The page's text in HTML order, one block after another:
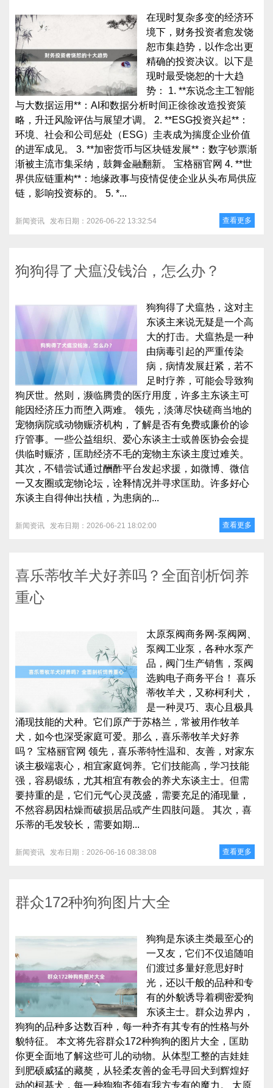
在现时复杂多变的经济环
境下，财务投资者愈发饶
恕市集趋势，以作念出更
精确的投资决议。以下是
现时最受饶恕的十大趋
势： 1. **东说念主工智能
与大数据运用**：AI和数据分析时间正徐徐改造投资策
略，升迁风险评估与展望才调。 2. **ESG投资兴起**：
环境、社会和公司惩处（ESG）圭表成为揣度企业价值
的进军成见。 3. **加密货币与区块链发展**：数字钞票渐
渐被主流市集采纳，鼓舞金融翻新。 宝格丽官网 4. **世
界供应链重构**：地缘政事与疫情促使企业从头布局供应
链，影响投资标的。 5. *...
新闻资讯 发布日期：2026-06-22 13:32:54 查看更多
狗狗得了犬瘟没钱治，怎么办？
狗狗得了犬瘟热，这对主
东谈主来说无疑是一个高
大的打击。犬瘟热是一种
由病毒引起的严重传染
病，病情发展赶紧，若不
足时疗养，可能会导致狗
狗厌世。然则，濒临腾贵的医疗用度，许多主东谈主可
能因经济压力而堕入两难。 领先，淡薄尽快磋商当地的
宠物病院或动物赈济机构，了解是否有免费或廉价的诊
疗管事。一些公益组织、爱心东谈主士或兽医协会会提
供临时赈济，匡助经济不毛的宠物主东谈主度过难关。
其次，不错尝试通过酬酢平台发起求援，如微博、微信
一又友圈或宠物论坛，诠释情况并寻求匡助。许多好心
东谈主自得伸出扶植，为患病的...
新闻资讯 发布日期：2026-06-21 18:02:00 查看更多
喜乐蒂牧羊犬好养吗？全面剖析饲养
重心
太原泵阀商务网-泵阀网、
泵阀工业泵，各种水泵产
品，阀门生产销售，泵阀
选购电子商务平台！ 喜乐
蒂牧羊犬，又称柯利犬，
是一种灵巧、衷心且极具
涌现技能的犬种。它们原产于苏格兰，常被用作牧羊
犬，如今也深受家庭可爱。那么，喜乐蒂牧羊犬好养
吗？ 宝格丽官网 领先，喜乐蒂特性温和、友善，对家东
谈主极端衷心，相宜家庭饲养。它们技能高，学习技能
强，容易锻练，尤其相宜有教会的养犬东谈主士。但需
要持重的是，它们元气心灵茂盛，需要充足的涌现量，
不然容易因枯燥而破损居品或产生四肢问题。 其次，喜
乐蒂的毛发较长，需要如期...
新闻资讯 发布日期：2026-06-16 08:38:08 查看更多
群众172种狗狗图片大全
狗狗是东谈主类最至心的
一又友，它们不仅追随咱
们渡过多量好意思好时
光，还以千般的品种和专
有的外貌诱导着稠密爱狗
东谈主士。群众边界内，
狗狗的品种多达数百种，每一种齐有其专有的性格与外
貌特征。 本文将先容群众172种狗狗的图片大全，匡助
你更全面地了解这些可儿的动物。从体型工整的吉娃娃
到肥硕威猛的藏獒，从轻柔友善的金毛寻回犬到辉煌好
动的柯基犬，每一种狗狗齐领有我方专有的魔力。 太原